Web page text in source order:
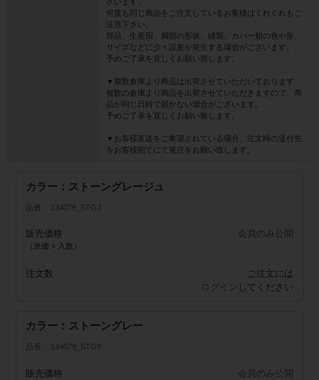
何度も同じ商品をご注文しているお客様はくれぐれもご
注意下さい。
部品、生産国、脚部の形状、縫製、カバー類の色や形、
サイズなどに少々誤差が発生する場合がございます。
予めご了承を宜しくお願い致します。
▼複数倉庫より商品は出荷させていただいております
複数の倉庫より商品を出荷させていただきますので、商
品が同じ日時で届かない場合がございます。
予めご了承を宜しくお願い致します。
▼お客様直送をご希望されている場合、注文時の送付先
をお客様宛てにて発注をお願い致します。
カラー：ストーングレージュ
品番 134079_STGJ
販売価格
（単価 × 入数）
会員のみ公開
注文数
ご注文には
ログイン してください
カラー：ストーングレー
品番 134079_STGY
販売価格 会員のみ公開